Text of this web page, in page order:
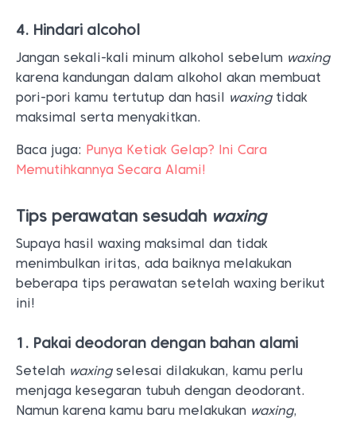
4. Hindari alcohol
Jangan sekali-kali minum alkohol sebelum waxing
karena kandungan dalam alkohol akan membuat
pori-pori kamu tertutup dan hasil waxingtidak
maksimal serta menyakitkan.
Baca juga: Punya Ketiak Gelap? Ini Cara
Memutihkannya Secara Alami!
Tips perawatan sesudah waxing
Supaya hasil waxing maksimal dan tidak
menimbulkan iritas, ada baiknya melakukan
beberapa tips perawatan setelah waxing berikut
ini!
1. Pakai deodoran dengan bahan alami
Setelah waxingselesai dilakukan, kamu perlu
menjaga kesegaran tubuh dengan deodorant.
Namun karena kamu baru melakukan waxing,